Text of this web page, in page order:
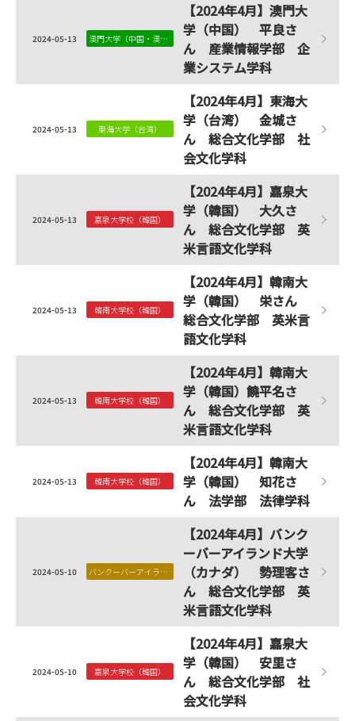
2024-05-13 澳門大学（中国・澳門）
【2024年4月】澳門大
学（中国） 平良さ
ん 産業情報学部 企
業システム学科
2024-05-13 東海大学（台湾）
【2024年4月】東海大
学（台湾） 金城さ
ん 総合文化学部 社
会文化学科
2024-05-13 嘉泉大学校（韓国）
【2024年4月】嘉泉大
学（韓国） 大久さ
ん 総合文化学部 英
米言語文化学科
2024-05-13 韓南大学校（韓国）
【2024年4月】韓南大
学（韓国） 栄さん
総合文化学部 英米言
語文化学科
2024-05-13 韓南大学校（韓国）
【2024年4月】韓南大
学（韓国）饒平名さ
ん 総合文化学部 英
米言語文化学科
2024-05-13 韓南大学校（韓国）
【2024年4月】韓南大
学（韓国） 知花さ
ん 法学部 法律学科
2024-05-10 バンクーバーアイランド大学（カナダ）
【2024年4月】バンク
ーバーアイランド大学
（カナダ） 勢理客さ
ん 総合文化学部 英
米言語文化学科
2024-05-10 嘉泉大学校（韓国）
【2024年4月】嘉泉大
学（韓国） 安里さ
ん 総合文化学部 社
会文化学科